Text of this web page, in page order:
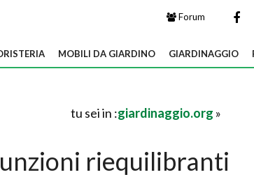
Forum
MOBILI DA GIARDINO GIARDINAGGIO
tu sei in :giardinaggio.org »
riequilibranti